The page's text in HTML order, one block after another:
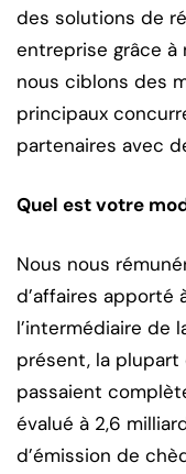
des solutions de
entreprise grâce à
nous ciblons des
principaux
partenaires avec
Quel est votre
Nous nous
d’affaires apporté
l’intermédiaire de
présent, la
passaient
évalué à 2,6
d’émission de